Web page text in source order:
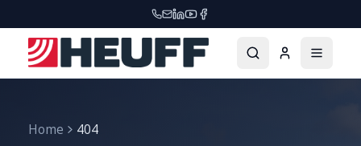
Home 404